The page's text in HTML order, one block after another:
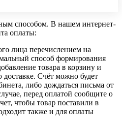
способом. В нашем интернет-
оплаты:
лица перечислением на
способ формирования
товара в корзину и
Счёт можно будет
либо дождаться письма от
перед оплатой сообщите о
чтобы товар поставили в
также и для оплаты